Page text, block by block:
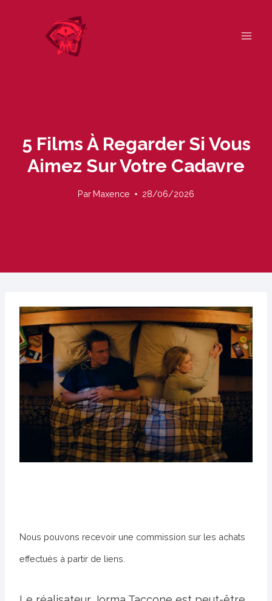
5 Films À Regarder Si Vous
Aimez Sur Votre Cadavre
Par Maxence 28/06/2026
Nous pouvons recevoir une commission sur les achats
effectués à partir de liens.